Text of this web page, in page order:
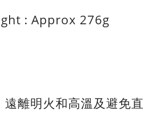
: Approx 276g
遠離明火和高溫及避免直